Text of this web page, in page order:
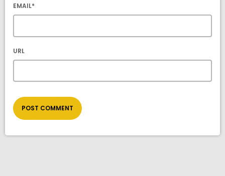
EMAIL*
URL